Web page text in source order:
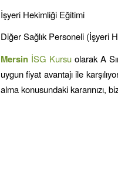
İşyeri Hekimliği Eğitimi
Diğer Sağlık Personeli (İşyeri
Mersin İSG Kursu olarak A
uygun fiyat avantajı ile
alma konusundaki kararınızı,